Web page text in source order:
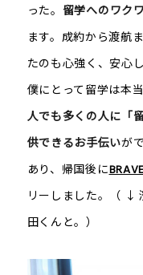
った。 留学へのワク
ます。成約から渡航
たのも心強く、安心
僕にとって留学は本
人でも多くの人に「
供できるお手伝いが
あり、帰国後に
リーしました。（ ↓
田くんと。）